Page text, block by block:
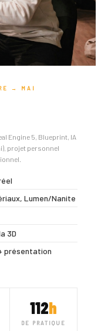
→ MAI
Engine 5, Blueprint, IA
projet personnel
Lumen/Nanite
3D
présentation
112h
DE PRATIQUE